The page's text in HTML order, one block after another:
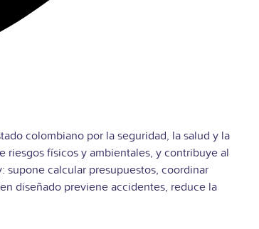
colombiano por la seguridad, la salud y la
riesgos físicos y ambientales, y contribuye al
supone calcular presupuestos, coordinar
diseñado previene accidentes, reduce la